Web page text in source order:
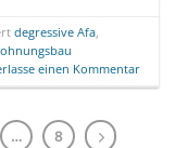
degressive Afa,
einen Kommentar
… 8